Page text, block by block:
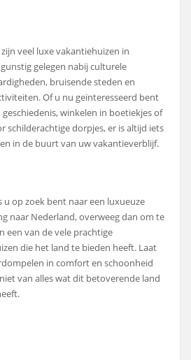
veel luxe vakantiehuizen in
gelegen nabij culturele
bruisende steden en
Of u nu geïnteresseerd bent
winkelen in boetiekjes of
schilderachtige dorpjes, er is altijd iets
in de buurt van uw vakantieverblijf.
u op zoek bent naar een luxueuze
naar Nederland, overweeg dan om te
een van de vele prachtige
die het land te bieden heeft. Laat
in comfort en schoonheid
van alles wat dit betoverende land